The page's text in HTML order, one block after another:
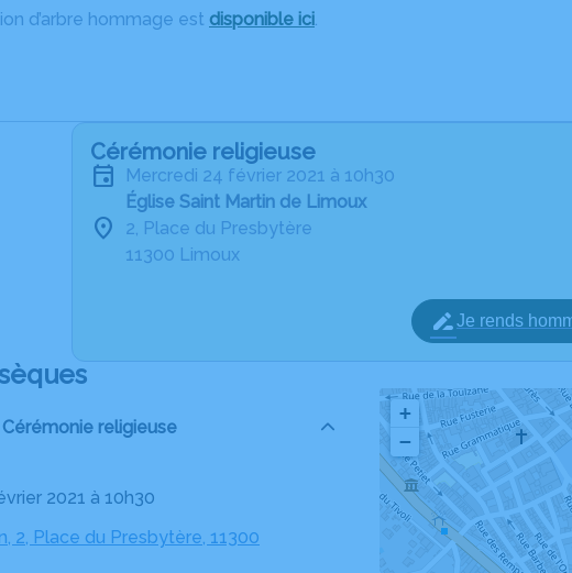
d’arbre hommage est disponible ici.
Cérémonie religieuse
mercredi 24 février 2021 à 10h30
Église Saint Martin de Limoux
2, Place du Presbytère
11300 Limoux
Je rends
Cérémonie religieuse
2021 à 10h30
2, Place du Presbytère, 11300
+
−